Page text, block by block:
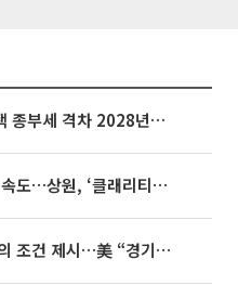
종부세 개편에도…1·3주택 종부세 격차 2028년부터 확대
미국, 가상자산 포괄 규제 속도…상원, ‘클래리티법’ 9월 절차투표 추진
이란, 미국에 호르무즈 합의 조건 제시…美 “경기 아직 안 끝나” [종합]